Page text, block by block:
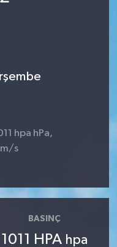
hpa hPa,
m/s
BASINÇ
1011 HPA hpa